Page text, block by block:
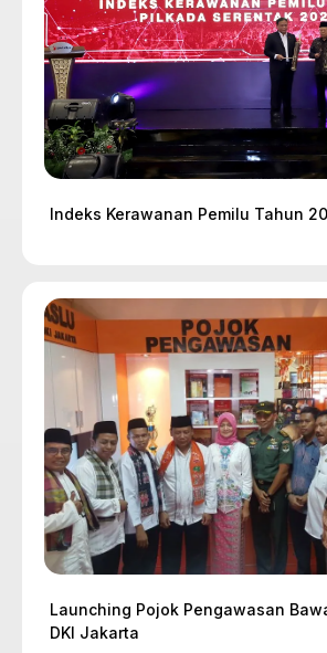
Indeks Kerawanan Pemilu Tahun
Launching Pojok Pengawasan
DKI Jakarta